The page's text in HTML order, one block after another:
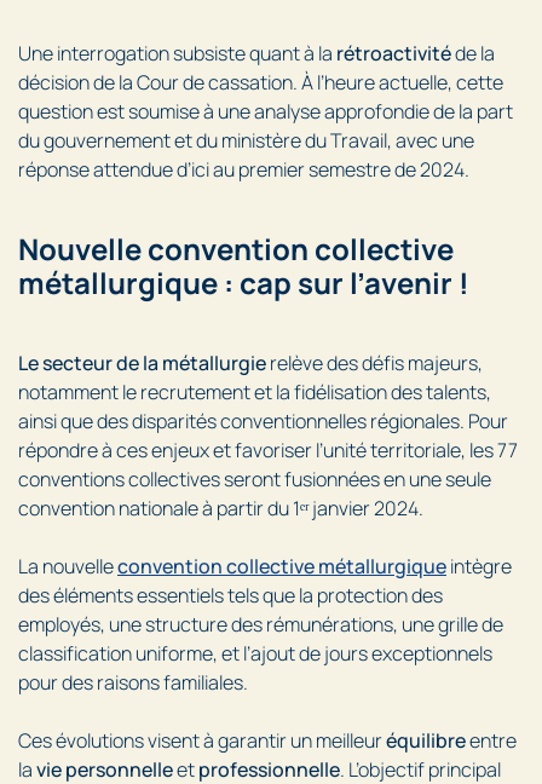
Une interrogation subsiste quant à la rétroactivitéde la
décision de la Cour de cassation. À l’heure actuelle, cette
question est soumise à une analyse approfondie de la part
du gouvernement et du ministère du Travail, avec une
réponse attendue d’ici au premier semestre de 2024.
Nouvelle convention collective
métallurgique : cap sur l’avenir !
Le secteur de la métallurgierelève des défis majeurs,
notamment le recrutement et la fidélisation des talents,
ainsi que des disparités conventionnelles régionales. Pour
répondre à ces enjeux et favoriser l’unité territoriale, les 77
conventions collectives seront fusionnées en une seule
convention nationale à partir du 1ᵉʳ janvier 2024.
La nouvelleconvention collective métallurgiqueintègre
des éléments essentiels tels que la protection des
employés, une structure des rémunérations, une grille de
classification uniforme, et l’ajout de jours exceptionnels
pour des raisons familiales.
Ces évolutions visent à garantir un meilleuréquilibreentre
lavie personnelleetprofessionnelle. L’objectif principal